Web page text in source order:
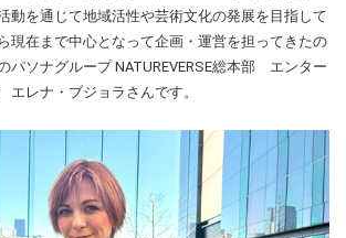
動を通じて地域活性や芸術文化の発展を目指して
現在まで中心となって企画・運営を担ってきたの
パソナグループ NATUREVERSE総本部 エンター
レナ・ブジョラさんです。